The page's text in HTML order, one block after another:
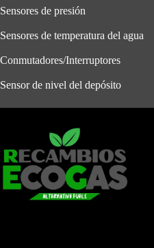
Sensores de presión
Sensores de temperatura del agua
Conmutadores/Interruptores
Sensor de nivel del depósito